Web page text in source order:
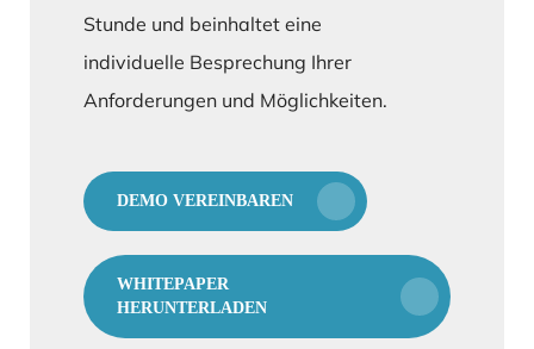
Stunde und beinhaltet eine
individuelle Besprechung Ihrer
Anforderungen und Möglichkeiten.
DEMO VEREINBAREN
WHITEPAPER
HERUNTERLADEN